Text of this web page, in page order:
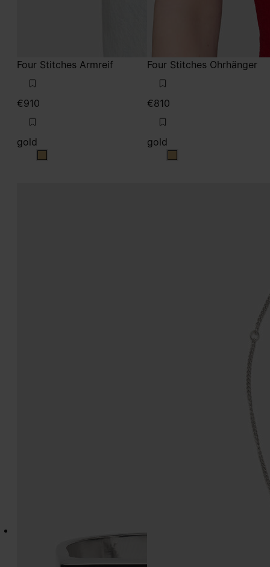
Four Stitches Armreif
€910
gold
gold
Four Stitches Ohrhänger
€810
gold
gold